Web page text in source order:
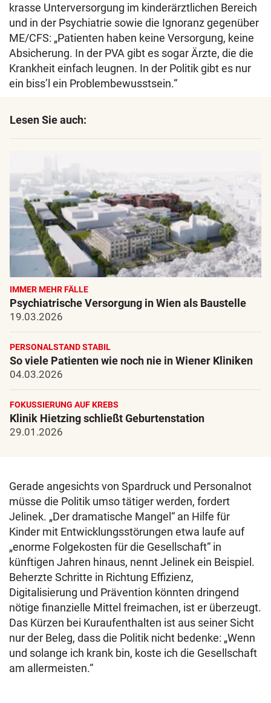
krasse Unterversorgung im kinderärztlichen Bereich
und in der Psychiatrie sowie die Ignoranz gegenüber
ME/CFS: „Patienten haben keine Versorgung, keine
Absicherung. In der PVA gibt es sogar Ärzte, die die
Krankheit einfach leugnen. In der Politik gibt es nur
ein biss’l ein Problembewusstsein.“
Lesen Sie auch:
IMMER MEHR FÄLLE
Psychiatrische Versorgung in Wien als Baustelle
19.03.2026
PERSONALSTAND STABIL
So viele Patienten wie noch nie in Wiener Kliniken
04.03.2026
FOKUSSIERUNG AUF KREBS
Klinik Hietzing schließt Geburtenstation
29.01.2026
Gerade angesichts von Spardruck und Personalnot
müsse die Politik umso tätiger werden, fordert
Jelinek. „Der dramatische Mangel“ an Hilfe für
Kinder mit Entwicklungsstörungen etwa laufe auf
„enorme Folgekosten für die Gesellschaft“ in
künftigen Jahren hinaus, nennt Jelinek ein Beispiel.
Beherzte Schritte in Richtung Effizienz,
Digitalisierung und Prävention könnten dringend
nötige finanzielle Mittel freimachen, ist er überzeugt.
Das Kürzen bei Kuraufenthalten ist aus seiner Sicht
nur der Beleg, dass die Politik nicht bedenke: „Wenn
und solange ich krank bin, koste ich die Gesellschaft
am allermeisten.“